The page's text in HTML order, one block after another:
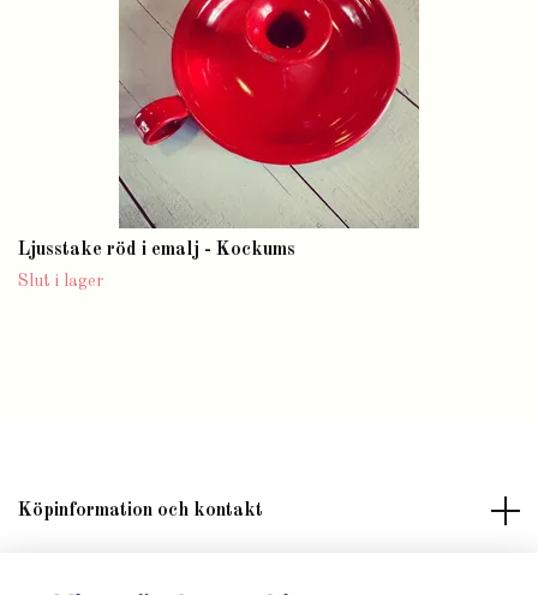
Ljusstake röd i emalj - Kockums
Slut i lager
Köpinformation och kontakt